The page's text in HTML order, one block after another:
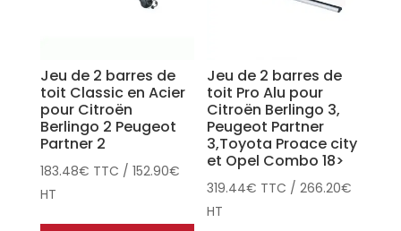
Jeu de 2 barres de
toit Classic en Acier
pour Citroën
Berlingo 2 Peugeot
Partner 2
183.48€ TTC / 152.90€
HT
Jeu de 2 barres de
toit Pro Alu pour
Citroën Berlingo 3,
Peugeot Partner
3,Toyota Proace city
et Opel Combo 18>
319.44€ TTC /266.20€
HT